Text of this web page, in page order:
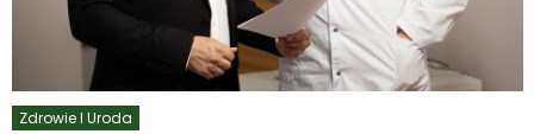
Zdrowie I Uroda